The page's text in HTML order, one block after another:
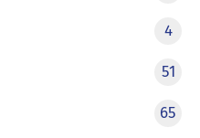
4
51
65